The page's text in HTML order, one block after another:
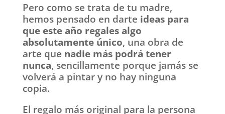
Pero como se trata de tu madre,
hemos pensado en darte ideas para
que este año regales algo
absolutamente único, una obra de
arte que nadie más podrá tener
nunca, sencillamente porque jamás se
volverá a pintar y no hay ninguna
copia.
El regalo más original para la persona